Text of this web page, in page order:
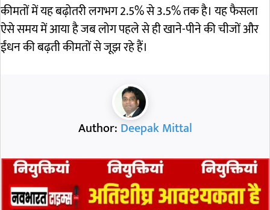
कीमतों में यह बढ़ोतरी लगभग 2.5% से 3.5% तक है। यह फैसला
ऐसे समय में आया है जब लोग पहले से ही खाने-पीने की चीजों और
ईंधन की बढ़ती कीमतों से जूझ रहे हैं।
Author: Deepak Mittal